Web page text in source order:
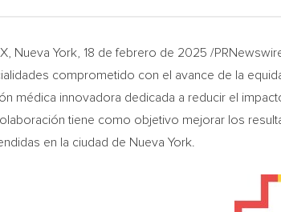
Nueva York 18 de febrero de 2025 /
comprometido con el avance de la
médica innovadora dedicada a reducir el
tiene como objetivo mejorar los
en la ciudad de Nueva York